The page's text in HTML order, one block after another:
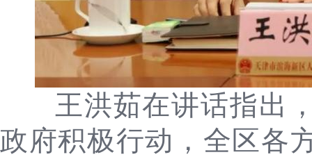
王洪茹在讲话指出
政府积极行动，全区各